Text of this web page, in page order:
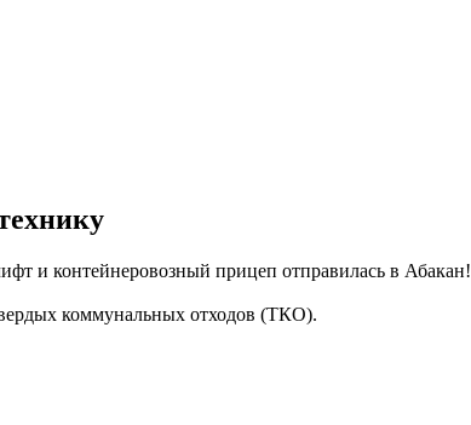
и контейнеровозный прицеп отправилась в Абакан!
коммунальных отходов (ТКО).